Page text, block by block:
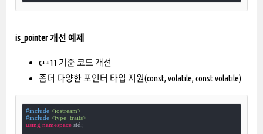
is_pointer 개선 예제
c++11 기준 코드 개선
좀더 다양한 포인터 타입 지원(const, volatile, const volatile)
#include <iostream>
#include <type_traits>
using namespace std;